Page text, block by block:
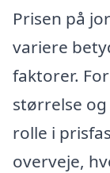
Prisen på
variere
faktorer.
størrelse
rolle i
overveje,